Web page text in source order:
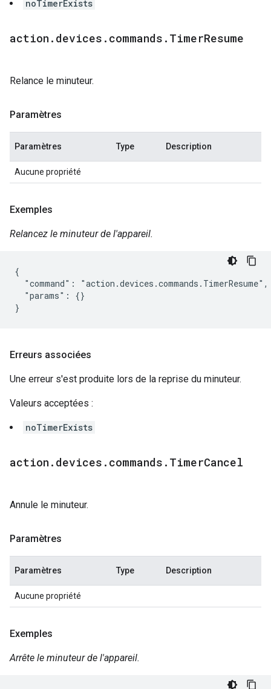
noTimerExists
action . devices . commands . TimerResume
Relance le minuteur.
Paramètres
Paramètres Type Description
Aucune propriété
Exemples
Relancez le minuteur de l'appareil.
{
  "command": "action.devices.commands.TimerResume",
  "params": {}
}
Erreurs associées
Une erreur s'est produite lors de la reprise du minuteur.
Valeurs acceptées :
noTimerExists
action . devices . commands . TimerCancel
Annule le minuteur.
Paramètres
Paramètres Type Description
Aucune propriété
Exemples
Arrête le minuteur de l'appareil.